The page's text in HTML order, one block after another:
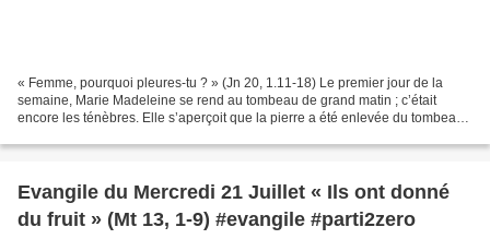
« Femme, pourquoi pleures-tu ? » (Jn 20, 1.11-18) Le premier jour de la
semaine, Marie Madeleine se rend au tombeau de grand matin ; c’était
encore les ténèbres. Elle s’aperçoit que la pierre a été enlevée du tombeau.
Evangile du Mercredi 21 Juillet « Ils ont donné
du fruit » (Mt 13, 1-9) #evangile #parti2zero